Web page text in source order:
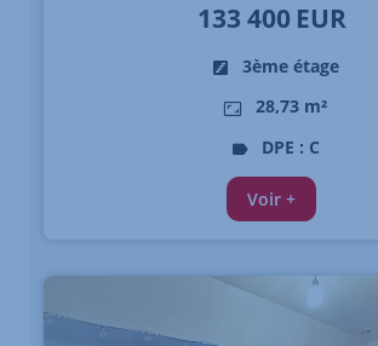
133 400 EUR
3ème étage
28,73 m²
DPE : C
Voir +